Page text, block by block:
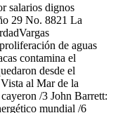
salarios dignos
29 No. 8821 La
de aguas
contamina el
desde el
al Mar de la
/3 John Barrett:
mundial /6